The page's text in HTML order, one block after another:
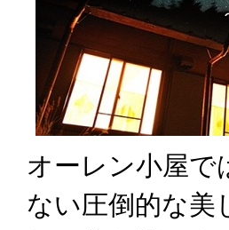
オーレン小屋で
ない圧倒的な美